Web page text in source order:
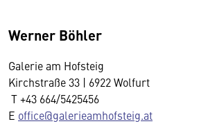
Werner Böhler
Galerie am Hofsteig
Kirchstraße 33 | 6922 Wolfurt
T +43 664/5425456
E office@galerieamhofsteig.at